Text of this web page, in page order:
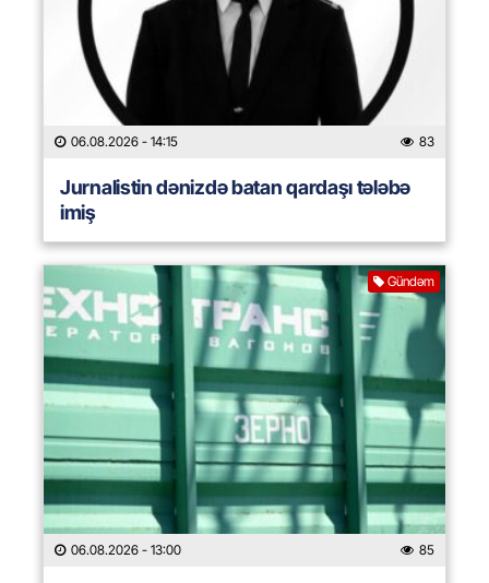
06.08.2026 - 14:15 83
Jurnalistin dənizdə batan qardaşı tələbə
imiş
Gündəm
06.08.2026 - 13:00 85